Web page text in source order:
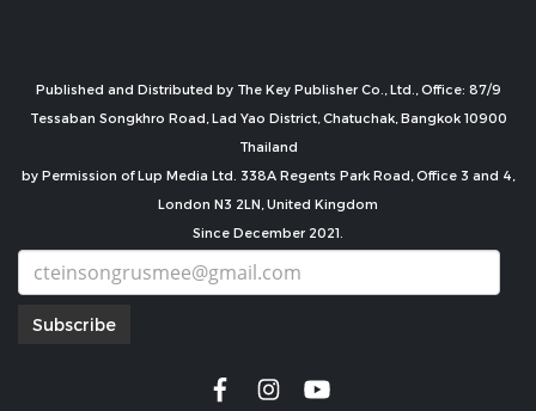
Published and Distributed by The Key Publisher Co., Ltd., Office: 87/9
Tessaban Songkhro Road, Lad Yao District, Chatuchak, Bangkok 10900
Thailand
by Permission of Lup Media Ltd. 338A Regents Park Road, Office 3 and 4,
London N3 2LN, United Kingdom
Since December 2021.
Subscribe